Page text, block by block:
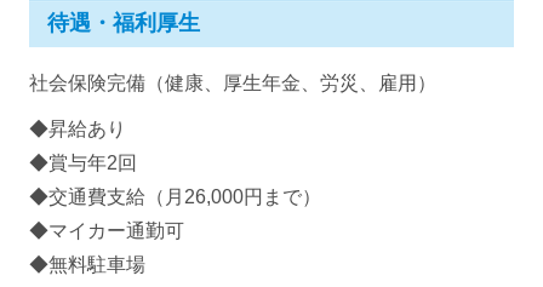
待遇・福利厚生
社会保険完備（健康、厚生年金、労災、雇用）
◆昇給あり
◆賞与年2回
◆交通費支給（月26,000円まで）
◆マイカー通勤可
◆無料駐車場